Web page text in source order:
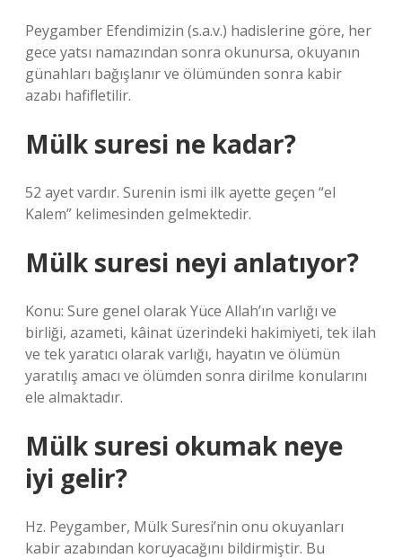
Peygamber Efendimizin (s.a.v.) hadislerine göre, her
gece yatsı namazından sonra okunursa, okuyanın
günahları bağışlanır ve ölümünden sonra kabir
azabı hafifletilir.
Mülk suresi ne kadar?
52 ayet vardır. Surenin ismi ilk ayette geçen “el
Kalem” kelimesinden gelmektedir.
Mülk suresi neyi anlatıyor?
Konu: Sure genel olarak Yüce Allah’ın varlığı ve
birliği, azameti, kâinat üzerindeki hakimiyeti, tek ilah
ve tek yaratıcı olarak varlığı, hayatın ve ölümün
yaratılış amacı ve ölümden sonra dirilme konularını
ele almaktadır.
Mülk suresi okumak neye
iyi gelir?
Hz. Peygamber, Mülk Suresi’nin onu okuyanları
kabir azabından koruyacağını bildirmiştir. Bu